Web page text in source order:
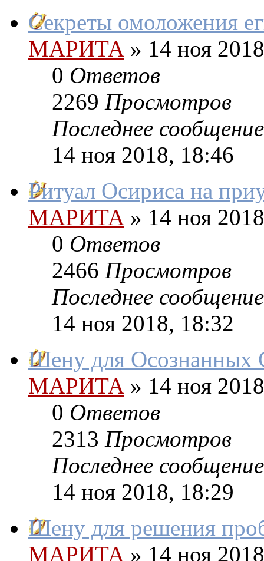
Секреты омоложения
МАРИТА » 14 ноя
0 Ответов
2269 Просмотров
Последнее сообщение
14 ноя 2018, 18:46
Ритуал Осириса на
МАРИТА » 14 ноя
0 Ответов
2466 Просмотров
Последнее сообщение
14 ноя 2018, 18:32
Шену для Осознанных
МАРИТА » 14 ноя
0 Ответов
2313 Просмотров
Последнее сообщение
14 ноя 2018, 18:29
Шену для решения
МАРИТА » 14 ноя